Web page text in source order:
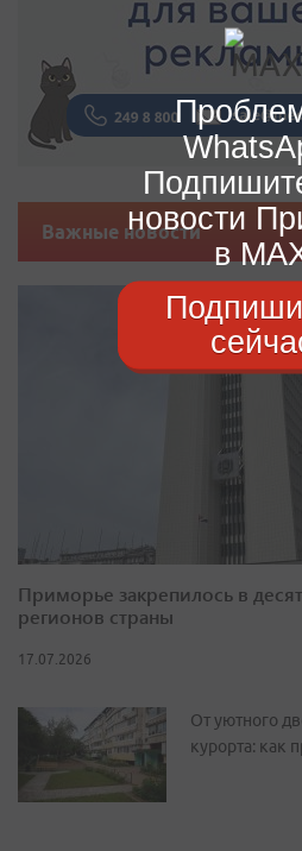
Важные новости
Приморье закрепилось в
регионов страны
17.07.2026
От уютного
курорта: как
новости
в